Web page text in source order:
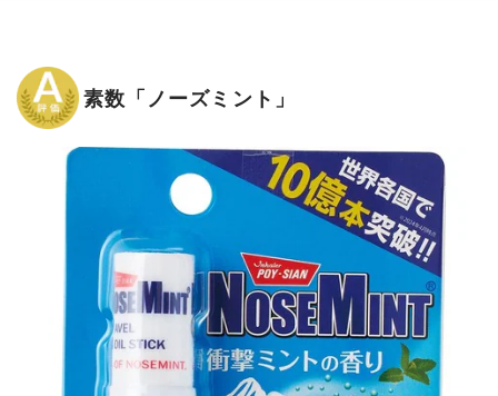
素数「ノーズミント」